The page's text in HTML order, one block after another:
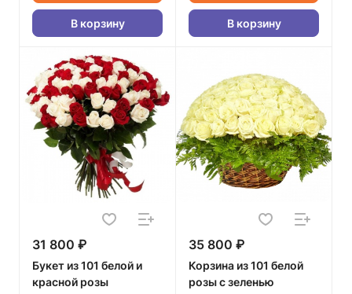
В корзину В корзину
31 800 ₽
Букет из 101 белой и
красной розы
35 800 ₽
Корзина из 101 белой
розы с зеленью